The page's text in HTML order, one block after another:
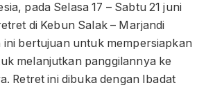
pada Selasa 17 – Sabtu 21 juni
di Kebun Salak – Marjandi
ini bertujuan untuk mempersiapkan
melanjutkan panggilannya ke
Retret ini dibuka dengan Ibadat